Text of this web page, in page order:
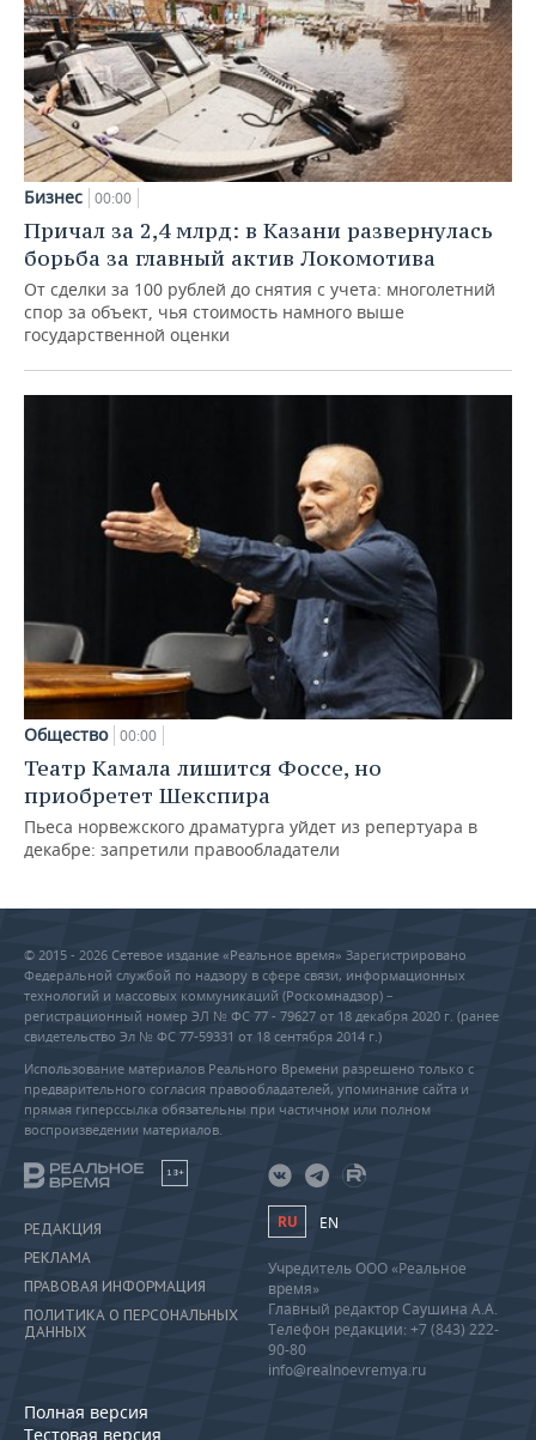
Бизнес 00:00
Причал за 2,4 млрд: в Казани развернулась
борьба за главный актив Локомотива
От сделки за 100 рублей до снятия с учета: многолетний
спор за объект, чья стоимость намного выше
государственной оценки
Общество 00:00
Театр Камала лишится Фоссе, но
приобретет Шекспира
Пьеса норвежского драматурга уйдет из репертуара в
декабре: запретили правообладатели
© 2015 - 2026 Сетевое издание «Реальное время» Зарегистрировано
Федеральной службой по надзору в сфере связи, информационных
технологий и массовых коммуникаций (Роскомнадзор) –
регистрационный номер ЭЛ № ФС 77 - 79627 от 18 декабря 2020 г. (ранее
свидетельство Эл № ФС 77-59331 от 18 сентября 2014 г.)
Использование материалов Реального Времени разрешено только с
предварительного согласия правообладателей, упоминание сайта и
прямая гиперссылка обязательны при частичном или полном
воспроизведении материалов.
18+
РЕДАКЦИЯ
РЕКЛАМА
ПРАВОВАЯ ИНФОРМАЦИЯ
ПОЛИТИКА О ПЕРСОНАЛЬНЫХ
ДАННЫХ
Полная версия
Тестовая версия
RU EN
Учредитель ООО «Реальное
время»
Главный редактор Саушина А.А.
Телефон редакции: +7 (843) 222-
90-80
info@realnoevremya.ru